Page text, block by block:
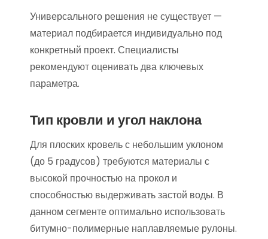
Универсального решения не существует —
материал подбирается индивидуально под
конкретный проект. Специалисты
рекомендуют оценивать два ключевых
параметра.
Тип кровли и угол наклона
Для плоских кровель с небольшим уклоном
(до 5 градусов) требуются материалы с
высокой прочностью на прокол и
способностью выдерживать застой воды. В
данном сегменте оптимально использовать
битумно-полимерные наплавляемые рулоны.